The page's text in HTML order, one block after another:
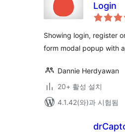
Login
Showing login, register
form modal popup with
Dannie Herdyawan
20+ 활성 설치
4.1.42(와)과 시험됨